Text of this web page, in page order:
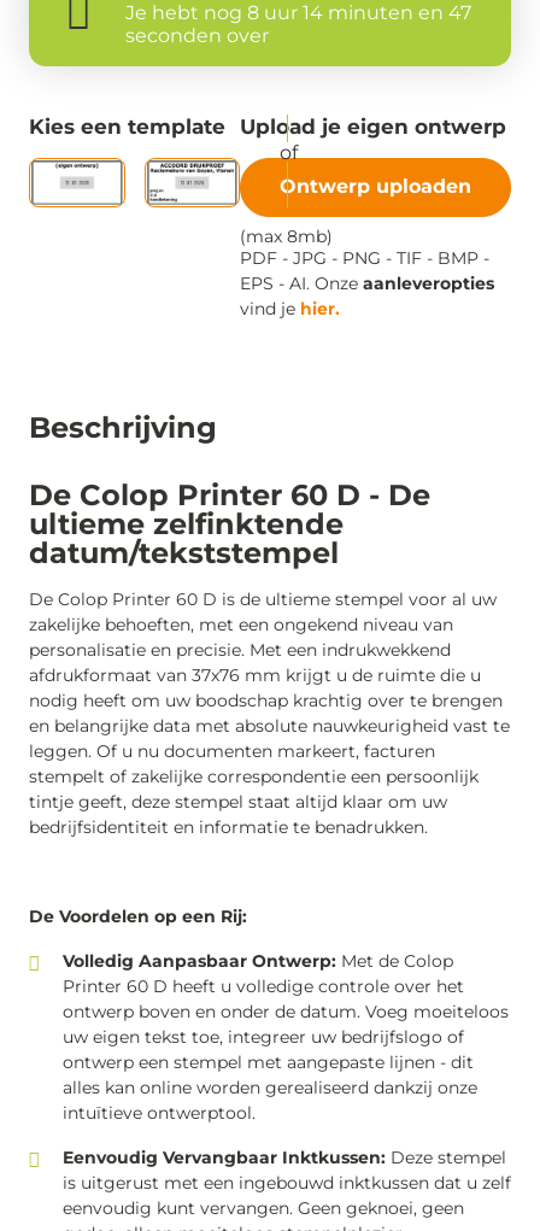
Beschrijving
De Colop Printer 60 D - De
ultieme zelfinktende
datum/tekststempel
De Colop Printer 60 D is de ultieme stempel voor al uw
zakelijke behoeften, met een ongekend niveau van
personalisatie en precisie. Met een indrukwekkend
afdrukformaat van 37x76 mm krijgt u de ruimte die u
nodig heeft om uw boodschap krachtig over te brengen
en belangrijke data met absolute nauwkeurigheid vast te
leggen. Of u nu documenten markeert, facturen
stempelt of zakelijke correspondentie een persoonlijk
tintje geeft, deze stempel staat altijd klaar om uw
bedrijfsidentiteit en informatie te benadrukken.
De Voordelen op een Rij:
Volledig Aanpasbaar Ontwerp: Met de Colop
Printer 60 D heeft u volledige controle over het
ontwerp boven en onder de datum. Voeg moeiteloos
uw eigen tekst toe, integreer uw bedrijfslogo of
ontwerp een stempel met aangepaste lijnen - dit
alles kan online worden gerealiseerd dankzij onze
intuïtieve ontwerptool.
Eenvoudig Vervangbaar Inktkussen: Deze stempel
is uitgerust met een ingebouwd inktkussen dat u zelf
eenvoudig kunt vervangen. Geen geknoei, geen
Je hebt nog 8 uur 14 minuten en
46 seconden over
Kies een template Upload je eigen ontwerp
Ontwerp uploaden
(max 8mb)
PDF - JPG - PNG - TIF - BMP -
EPS - AI. Onze aanleveropties
vind je hier.